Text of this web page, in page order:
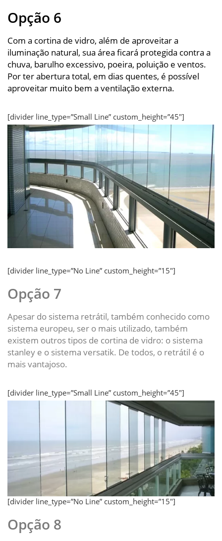
Opção 6
Com a cortina de vidro, além de aproveitar a
iluminação natural, sua área ficará protegida contra a
chuva, barulho excessivo, poeira, poluição e ventos.
Por ter abertura total, em dias quentes, é possível
aproveitar muito bem a ventilação externa.
[divider line_type=”Small Line” custom_height=”45″]
[divider line_type=”No Line” custom_height=”15″]
Opção 7
Apesar do sistema retrátil, também conhecido como
sistema europeu, ser o mais utilizado, também
existem outros tipos de cortina de vidro: o sistema
stanley e o sistema versatik. De todos, o retrátil é o
mais vantajoso.
[divider line_type=”Small Line” custom_height=”45″]
[divider line_type=”No Line” custom_height=”15″]
Opção 8